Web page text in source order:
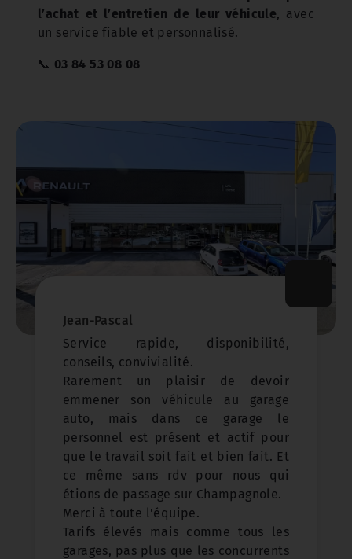
l’achat et l’entretien de leur véhicule, avec
un service fiable et personnalisé.
📞 03 84 53 08 08
Jean-Pascal
Service rapide, disponibilité,
conseils, convivialité.
Rarement un plaisir de devoir
emmener son véhicule au garage
auto, mais dans ce garage le
personnel est présent et actif pour
que le travail soit fait et bien fait. Et
ce même sans rdv pour nous qui
étions de passage sur Champagnole.
Merci à toute l'équipe.
Tarifs élevés mais comme tous les
garages, pas plus que les concurrents